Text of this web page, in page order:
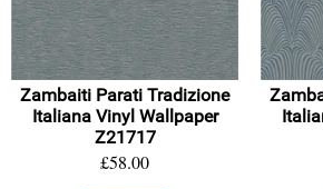
Zambaiti Parati Tradizione
Italiana Vinyl Wallpaper
Z21717
£58.00